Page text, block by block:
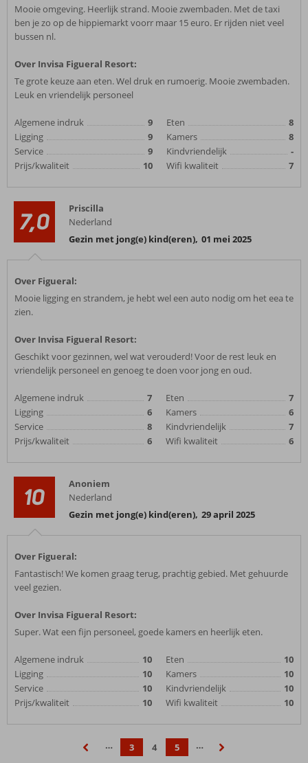
Mooie omgeving. Heerlijk strand. Mooie zwembaden. Met de taxi
ben je zo op de hippiemarkt voorr maar 15 euro. Er rijden niet veel
bussen nl.
Over Invisa Figueral Resort:
Te grote keuze aan eten. Wel druk en rumoerig. Mooie zwembaden.
Leuk en vriendelijk personeel
Algemene indruk
9
Ligging
9
Service
9
Prijs/kwaliteit
10
Eten
8
Kamers
8
Kindvriendelijk
-
Wifi kwaliteit
7
7,0
Priscilla
Nederland
Gezin met jong(e) kind(eren), 01 mei 2025
Over Figueral:
Mooie ligging en strandem, je hebt wel een auto nodig om het eea te
zien.
Over Invisa Figueral Resort:
Geschikt voor gezinnen, wel wat verouderd! Voor de rest leuk en
vriendelijk personeel en genoeg te doen voor jong en oud.
Algemene indruk
7
Ligging
6
Service
8
Prijs/kwaliteit
6
Eten
7
Kamers
6
Kindvriendelijk
7
Wifi kwaliteit
6
10
Anoniem
Nederland
Gezin met jong(e) kind(eren), 29 april 2025
Over Figueral:
Fantastisch! We komen graag terug, prachtig gebied. Met gehuurde
veel gezien.
Over Invisa Figueral Resort:
Super. Wat een fijn personeel, goede kamers en heerlijk eten.
Algemene indruk
10
Ligging
10
Service
10
Prijs/kwaliteit
10
Eten
10
Kamers
10
Kindvriendelijk
10
Wifi kwaliteit
10
… 3 4 5
…